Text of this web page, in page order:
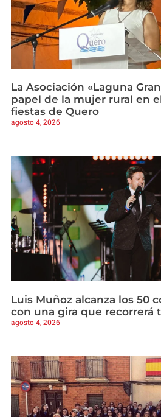
La Asociación «Laguna
papel de la mujer rural en
fiestas de Quero
agosto 4, 2026
Luis Muñoz alcanza los 50
con una gira que recorrerá
agosto 4, 2026